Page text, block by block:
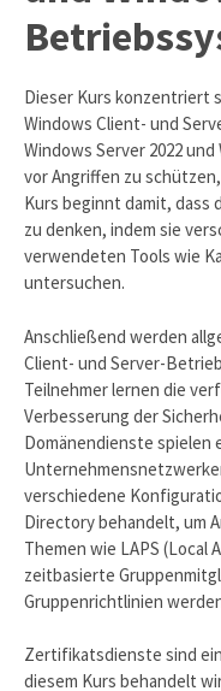
Dieser Kurs konzentriert
Windows Client- und
Windows Server 2022
vor Angriffen zu
Kurs beginnt damit, dass
zu denken, indem sie
verwendeten Tools wie
untersuchen.
Anschließend werden
Client- und Server-
Teilnehmer lernen die
Verbesserung der
Domänendienste spielen
verschiedene
Directory behandelt, um
Themen wie LAPS (Local
zeitbasierte
Gruppenrichtlinien
Zertifikatsdienste sind
diesem Kurs behandelt